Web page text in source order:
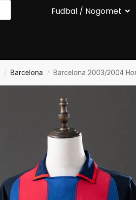
Fudbal / Nogomet
/ Barcelona / Barcelona 2003/2004